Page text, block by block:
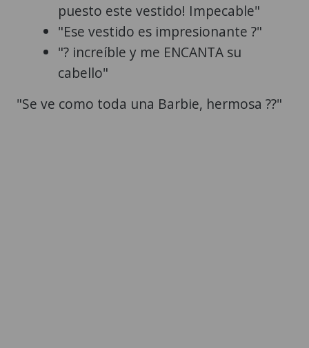
puesto este vestido! Impecable"
"Ese vestido es impresionante ?"
"? increíble y me ENCANTA su
cabello"
"Se ve como toda una Barbie, hermosa ??"